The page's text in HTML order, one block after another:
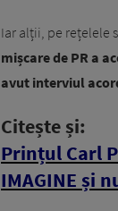
Iar alții, pe rețelele
mișcare de PR a
avut interviul
Citește și:
Prințul Carl
IMAGINE și